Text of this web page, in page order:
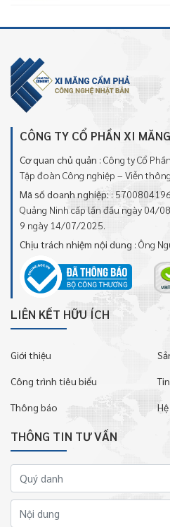
CÔNG TY CỔ PHẦN XI
Cơ quan chủ quản : Công ty Cổ
Tập đoàn Công nghiệp – Viễn
Mã số doanh nghiệp: :
Quảng Ninh cấp lần đầu ngày 04/
9 ngày 14/07/2025.
Chịu trách nhiệm nội dung : Ông
LIÊN KẾT HỮU ÍCH
Giới thiệu
Công trình tiêu biểu
Thông báo
THÔNG TIN TƯ VẤN